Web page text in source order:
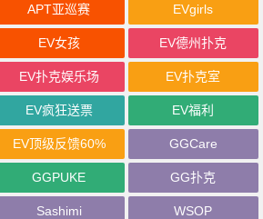
APT亚巡赛 EVgirls
EV女孩 EV德州扑克
EV扑克娱乐场 EV扑克室
EV疯狂送票 EV福利
EV顶级反馈60% GGCare
GGPUKE GG扑克
Sashimi WSOP